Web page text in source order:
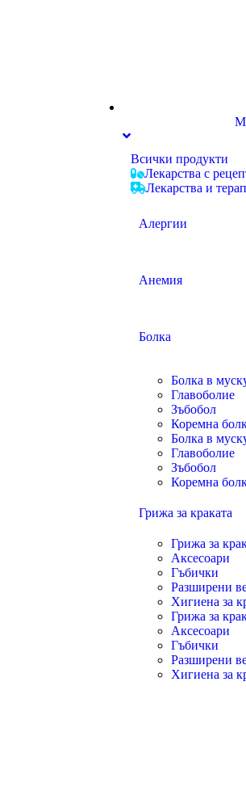
Всички продукти
Лекарства с
Лекарства и
Алергии
Анемия
Болка
Болка в
Главоболие
Зъбобол
Коремна
Болка в
Главоболие
Зъбобол
Коремна
Грижа за краката
Грижа за
Аксесоари
Гъбички
Разширени
Хигиена за
Грижа за
Аксесоари
Гъбички
Разширени
Хигиена за